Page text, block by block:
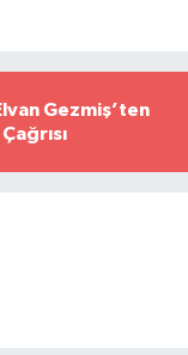
Gezmiş’ten